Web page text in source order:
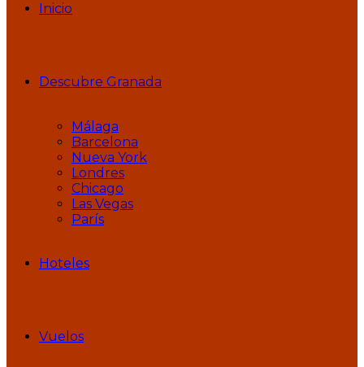
Inicio
Descubre Granada
Málaga
Barcelona
Nueva York
Londres
Chicago
Las Vegas
París
Hoteles
Vuelos